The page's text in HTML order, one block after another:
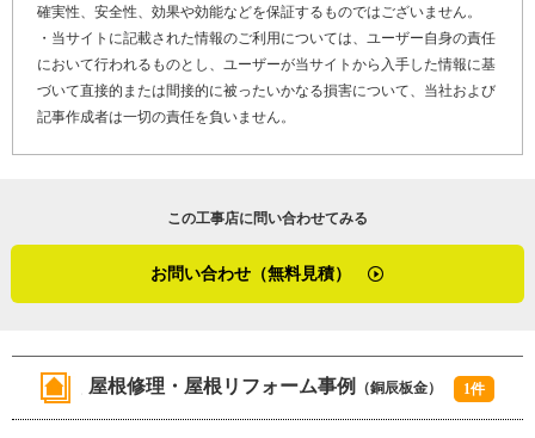
調していたからこそ、共に働いてこられたのでしょう。
「父は１人でやっていましたが、自分に代替わりしたら、
やはり従業員を入れたいなと。でも人材育成というものが
ので、３０歳の時にファミレスにアルバイトに行ったんで
て。アルバイト先では、マニュアルが見たいという目的も
で、刺激になりましたね」
そして齋藤さんは、新入社員を迎えた際、ファミリーレス
最近の雨漏り修理事例について伺ったところ、コロニアル
屋根と壁のぶつかる部分から、雨漏りしている住宅があっ
たとのこと。齋藤さんは、屋根と壁のぶつかる部分に、防
水のために用いられる、屋根の表面からは見えない板金部
分（捨水切）の立ち上げ（水返しのため）が短いことを発
コロニアル屋根の方に流れていったのではないかと推測し
ました。今回は応急処置として、板金の代わりに粘着性の
あるゴム状のシートを貼り、板金だけでは高さが足りない
立ち上げ部分面積を多くして、水が外壁に染み込まないよ
ここ千葉県長生郡の屋根工事例の特徴は、海が近いことに
よる塩害。齋藤さんは見積もり時にはステンレス屋根材と
しに関わらず、いつでもご連絡くださいね」
確かな技術と誠実な姿勢で、仕事に臨む齋藤さん。自身の
元で経験豊富な職人も育ち、銅辰板金の屋台骨はそう簡単
（２０２２年９月加筆修正）
確実性、安全性、効果や効能などを保証するものではございません。
・当サイトに記載された情報のご利用については、ユーザー自身の責任
において行われるものとし、ユーザーが当サイトから入手した情報に基
づいて直接的または間接的に被ったいかなる損害について、当社および
記事作成者は一切の責任を負いません。
この工事店に問い合わせてみる
お問い合わせ（無料見積）
屋根修理・屋根リフォーム事例 （銅辰板金） 1件